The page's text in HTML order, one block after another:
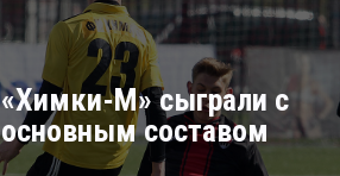
«Химки-М» сыграли с
основным составом